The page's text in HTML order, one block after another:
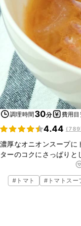
調理時間 30分 費用
4.44 (789
濃厚なオニオンスープに
ターのコクにさっぱりと
しても夜ごはんのメニ
まりますよ。ぜひお試し
# トマト # トマトスー